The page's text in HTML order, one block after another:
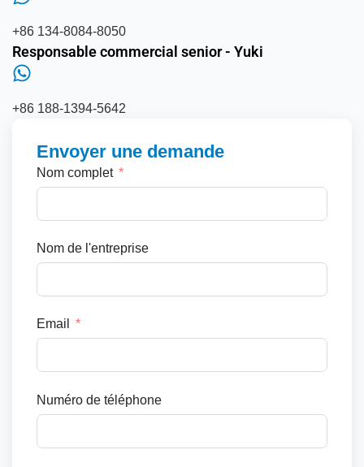
+86 134-8084-8050
Responsable commercial senior - Yuki
+86 188-1394-5642
Envoyer une demande
Nom complet
Nom de l'entreprise
Email
Numéro de téléphone